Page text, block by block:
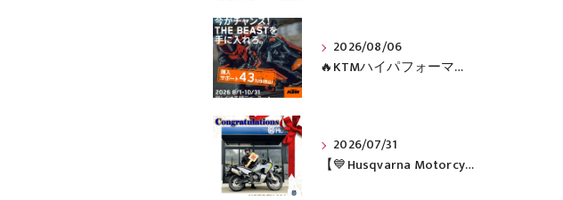
2026/08/06
🔥KTMハイパフォーマンスネイキッドがお得に手に入るチャンス🔥
2026/07/31
【💙Husqvarna Motorcycles / NORDEN 901💙】 ご納車おめでとうございます🎉✨